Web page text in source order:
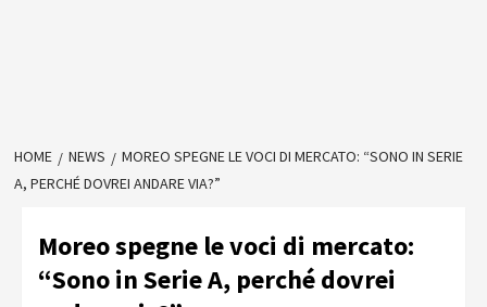
HOME NEWS
MOREO SPEGNE LE VOCI DI MERCATO: “SONO IN SERIE
A, PERCHÉ DOVREI ANDARE VIA?”
Moreo spegne le voci di mercato:
“Sono in Serie A, perché dovrei